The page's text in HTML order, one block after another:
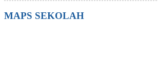
MAPS SEKOLAH